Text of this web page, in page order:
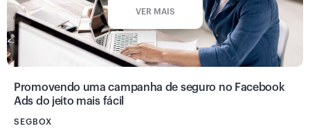
VER MAIS
Promovendo uma campanha de seguro no Facebook
Ads do jeito mais fácil
SEGBOX